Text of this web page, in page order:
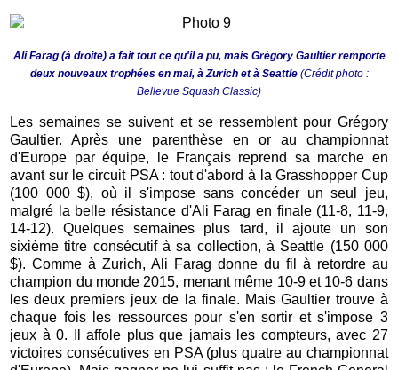
Ali Farag (à droite) a fait tout ce qu'il a pu, mais Grégory Gaultier remporte
deux nouveaux trophées en mai, à Zurich et à Seattle (Crédit photo :
Bellevue Squash Classic)
Les semaines se suivent et se ressemblent pour Grégory
Gaultier. Après une parenthèse en or au championnat
d'Europe par équipe, le Français reprend sa marche en
avant sur le circuit PSA : tout d'abord à la Grasshopper Cup
(100 000 $), où il s'impose sans concéder un seul jeu,
malgré la belle résistance d'Ali Farag en finale (11-8, 11-9,
14-12). Quelques semaines plus tard, il ajoute un son
sixième titre consécutif à sa collection, à Seattle (150 000
$). Comme à Zurich, Ali Farag donne du fil à retordre au
champion du monde 2015, menant même 10-9 et 10-6 dans
les deux premiers jeux de la finale. Mais Gaultier trouve à
chaque fois les ressources pour s'en sortir et s'impose 3
jeux à 0. Il affole plus que jamais les compteurs, avec 27
victoires consécutives en PSA (plus quatre au championnat